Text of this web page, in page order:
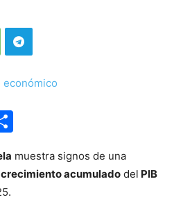
muestra signos de una
crecimiento acumulado del PIB